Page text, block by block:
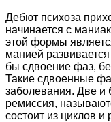
Дебют психоза
начинается с
этой формы
манией
бы сдвоение фаз,
Такие сдвоенные
заболевания. Две и
ремиссия,
состоит из циклов